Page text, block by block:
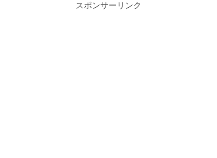
スポンサーリンク